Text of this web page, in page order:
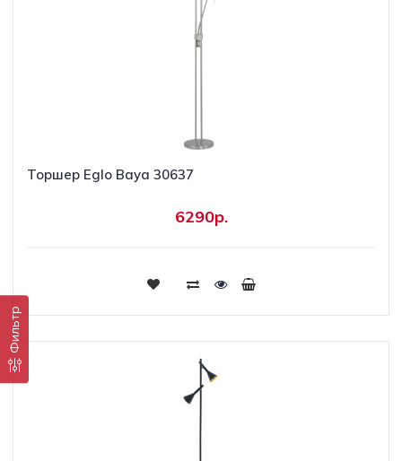
Фильтр
Торшер Eglo Baya 30637
6290р.
Купить